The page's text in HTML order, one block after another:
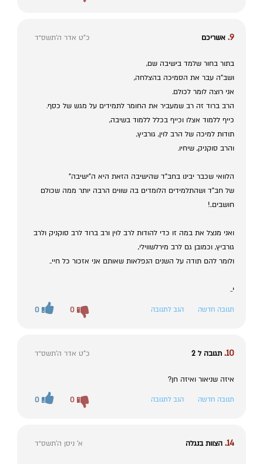
9. אשריכם כ"ט אדר ה׳תשס״ד
בתור בחור שלמד בישיבה שם,
ושב"ה עבר את הסמיכה בהצלחה,
אני רוצה לומר לכולם.
הרב ברוד זה רב שמעביר את החומר לתמידים על מגש של כסף.
כייף ללמוד אצלו וכייף בכלל ללמוד בשיבה,
תודות למיכה של הרב לוין, גורביץ,
והרב סוקניק, שיחיו.
הלוואי שכבר יבינו בחב"ד שהישיבה הזאת היא ה"ישיבה"
של חב"ד ושהתלמידים הלומדים בה שווים הרבה יותר ממה שכולם
חושבים..!
ואני מנצל את במה זו כדי להודות לרב לוין ורב ברוד לרב סוקניק ולרב
גורביץ, וכמובן גם לרב מירלשווילי,
ולומר להם תודה על השנים הנפלאות שאותם אני אזכור כל חיי..
י..
תגובה חדשה הגב לתגובה 0 0
10. תגובה ל 2 כ"ט אדר ה׳תשס״ד
איזה שניאור ואיזה חן?
תגובה חדשה הגב לתגובה 0 0
14. הצוות בנגלה א' ניסן ה׳תשס״ד